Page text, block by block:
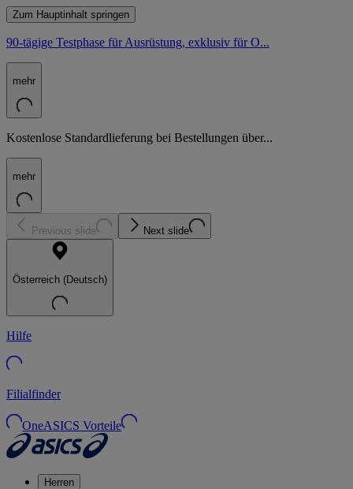
Zum Hauptinhalt springen
90-tägige Testphase für Ausrüstung, exklusiv für O...
mehr
Kostenlose Standardlieferung bei Bestellungen über...
mehr
Previous slide Next slide
Österreich (Deutsch)
Hilfe
Filialfinder
OneASICS Vorteile
Herren